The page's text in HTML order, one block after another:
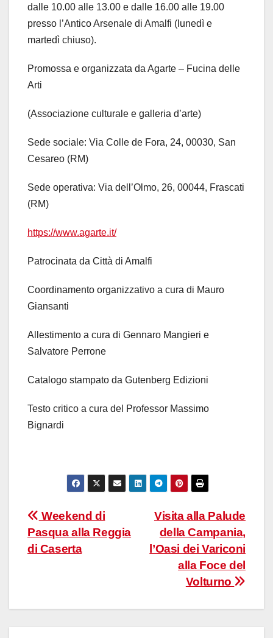
dalle 10.00 alle 13.00 e dalle 16.00 alle 19.00
presso l’Antico Arsenale di Amalfi (lunedì e
martedì chiuso).
Promossa e organizzata da Agarte – Fucina delle
Arti
(Associazione culturale e galleria d’arte)
Sede sociale: Via Colle de Fora, 24, 00030, San
Cesareo (RM)
Sede operativa: Via dell’Olmo, 26, 00044, Frascati
(RM)
https://www.agarte.it/
Patrocinata da Città di Amalfi
Coordinamento organizzativo a cura di Mauro
Giansanti
Allestimento a cura di Gennaro Mangieri e
Salvatore Perrone
Catalogo stampato da Gutenberg Edizioni
Testo critico a cura del Professor Massimo
Bignardi
Navigazione
articoli
Visita alla Palude
della Campania,
l’Oasi dei Variconi
alla Foce del
Volturno
Weekend di
Pasqua alla Reggia
di Caserta